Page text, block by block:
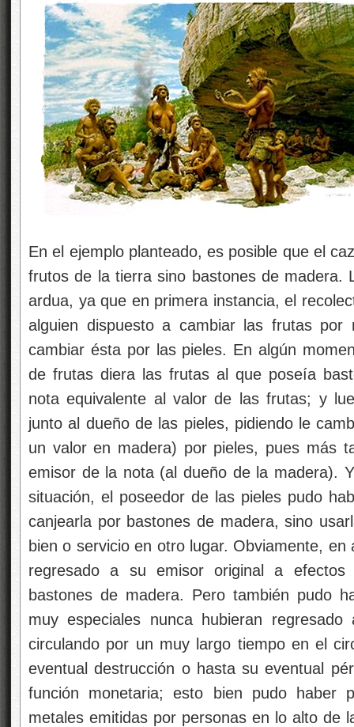
En el ejemplo planteado, es posible que el
frutos de la tierra sino bastones de madera.
ardua, ya que en primera instancia, el
alguien dispuesto a cambiar las frutas por
cambiar ésta por las pieles. En algún
de frutas diera las frutas al que poseía
nota equivalente al valor de las frutas; y
junto al dueño de las pieles, pidiendo le
un valor en madera) por pieles, pues más
emisor de la nota (al dueño de la madera).
situación, el poseedor de las pieles pudo
canjearla por bastones de madera, sino
bien o servicio en otro lugar. Obviamente,
regresado a su emisor original a
bastones de madera. Pero también pudo
muy especiales nunca hubieran
circulando por un muy largo tiempo en el
eventual destrucción o hasta su eventual
función monetaria; esto bien pudo haber
metales emitidas por personas en lo alto de